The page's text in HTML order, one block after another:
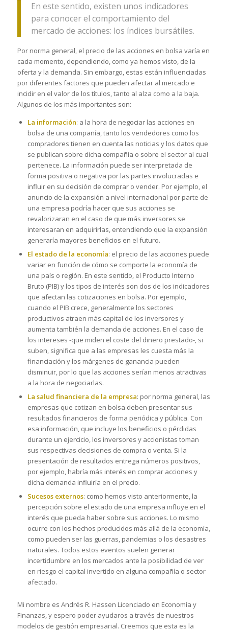
En este sentido, existen unos indicadores
para conocer el comportamiento del
mercado de acciones: los índices bursátiles.
Por norma general, el precio de las acciones en bolsa varía en
cada momento, dependiendo, como ya hemos visto, de la
oferta y la demanda. Sin embargo, estas están influenciadas
por diferentes factores que pueden afectar al mercado e
incidir en el valor de los títulos, tanto al alza como a la baja.
Algunos de los más importantes son:
La información: a la hora de negociar las acciones en
bolsa de una compañía, tanto los vendedores como los
compradores tienen en cuenta las noticias y los datos que
se publican sobre dicha compañía o sobre el sector al cual
pertenece. La información puede ser interpretada de
forma positiva o negativa por las partes involucradas e
influir en su decisión de comprar o vender. Por ejemplo, el
anuncio de la expansión a nivel internacional por parte de
una empresa podría hacer que sus acciones se
revalorizaran en el caso de que más inversores se
interesaran en adquirirlas, entendiendo que la expansión
generaría mayores beneficios en el futuro.
El estado de la economía: el precio de las acciones puede
variar en función de cómo se comporte la economía de
una país o región. En este sentido, el Producto Interno
Bruto (PIB) y los tipos de interés son dos de los indicadores
que afectan las cotizaciones en bolsa. Por ejemplo,
cuando el PIB crece, generalmente los sectores
productivos atraen más capital de los inversores y
aumenta también la demanda de acciones. En el caso de
los intereses -que miden el coste del dinero prestado-, si
suben, significa que a las empresas les cuesta más la
financiación y los márgenes de ganancia pueden
disminuir, por lo que las acciones serían menos atractivas
a la hora de negociarlas.
La salud financiera de la empresa: por norma general, las
empresas que cotizan en bolsa deben presentar sus
resultados financieros de forma periódica y pública. Con
esa información, que incluye los beneficios o pérdidas
durante un ejercicio, los inversores y accionistas toman
sus respectivas decisiones de compra o venta. Si la
presentación de resultados entrega números positivos,
por ejemplo, habría más interés en comprar acciones y
dicha demanda influiría en el precio.
Sucesos externos: como hemos visto anteriormente, la
percepción sobre el estado de una empresa influye en el
interés que pueda haber sobre sus acciones. Lo mismo
ocurre con los hechos producidos más allá de la economía,
como pueden ser las guerras, pandemias o los desastres
naturales. Todos estos eventos suelen generar
incertidumbre en los mercados ante la posibilidad de ver
en riesgo el capital invertido en alguna compañía o sector
afectado.
Mi nombre es Andrés R. Hassen Licenciado en Economía y
Finanzas, y espero poder ayudaros a través de nuestros
modelos de gestión empresarial. Creemos que esta es la